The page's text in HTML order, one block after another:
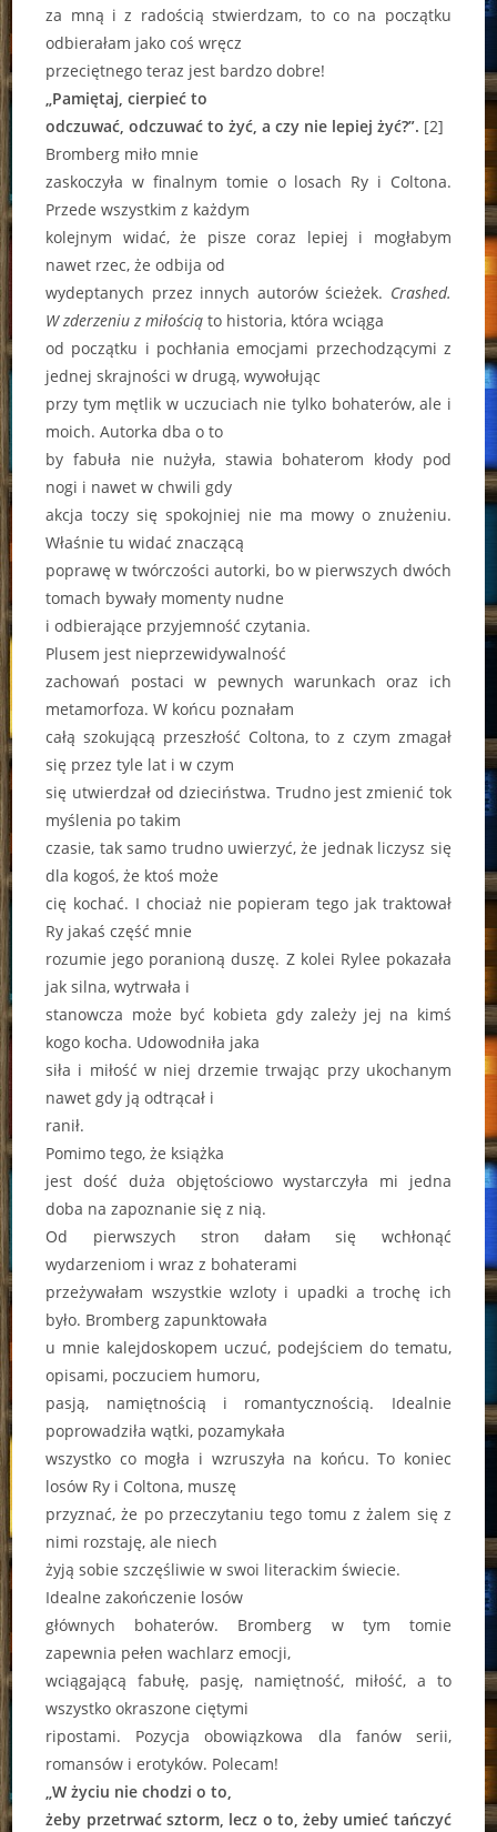
za mną i z radością stwierdzam, to co na początku
odbierałam jako coś wręcz
przeciętnego teraz jest bardzo dobre!
„Pamiętaj, cierpieć to
odczuwać, odczuwać to żyć, a czy nie lepiej żyć?”. [2]
Bromberg miło mnie
zaskoczyła w finalnym tomie o losach Ry i Coltona.
Przede wszystkim z każdym
kolejnym widać, że pisze coraz lepiej i mogłabym
nawet rzec, że odbija od
wydeptanych przez innych autorów ścieżek. Crashed.
W zderzeniu z miłością to historia, która wciąga
od początku i pochłania emocjami przechodzącymi z
jednej skrajności w drugą, wywołując
przy tym mętlik w uczuciach nie tylko bohaterów, ale i
moich. Autorka dba o to
by fabuła nie nużyła, stawia bohaterom kłody pod
nogi i nawet w chwili gdy
akcja toczy się spokojniej nie ma mowy o znużeniu.
Właśnie tu widać znaczącą
poprawę w twórczości autorki, bo w pierwszych dwóch
tomach bywały momenty nudne
i odbierające przyjemność czytania.
Plusem jest nieprzewidywalność
zachowań postaci w pewnych warunkach oraz ich
metamorfoza. W końcu poznałam
całą szokującą przeszłość Coltona, to z czym zmagał
się przez tyle lat i w czym
się utwierdzał od dzieciństwa. Trudno jest zmienić tok
myślenia po takim
czasie, tak samo trudno uwierzyć, że jednak liczysz się
dla kogoś, że ktoś może
cię kochać. I chociaż nie popieram tego jak traktował
Ry jakaś część mnie
rozumie jego poranioną duszę. Z kolei Rylee pokazała
jak silna, wytrwała i
stanowcza może być kobieta gdy zależy jej na kimś
kogo kocha. Udowodniła jaka
siła i miłość w niej drzemie trwając przy ukochanym
nawet gdy ją odtrącał i
ranił.
Pomimo tego, że książka
jest dość duża objętościowo wystarczyła mi jedna
doba na zapoznanie się z nią.
Od pierwszych stron dałam się wchłonąć
wydarzeniom i wraz z bohaterami
przeżywałam wszystkie wzloty i upadki a trochę ich
było. Bromberg zapunktowała
u mnie kalejdoskopem uczuć, podejściem do tematu,
opisami, poczuciem humoru,
pasją, namiętnością i romantycznością. Idealnie
poprowadziła wątki, pozamykała
wszystko co mogła i wzruszyła na końcu. To koniec
losów Ry i Coltona, muszę
przyznać, że po przeczytaniu tego tomu z żalem się z
nimi rozstaję, ale niech
żyją sobie szczęśliwie w swoi literackim świecie.
Idealne zakończenie losów
głównych bohaterów. Bromberg w tym tomie
zapewnia pełen wachlarz emocji,
wciągającą fabułę, pasję, namiętność, miłość, a to
wszystko okraszone ciętymi
ripostami. Pozycja obowiązkowa dla fanów serii,
romansów i erotyków. Polecam!
„W życiu nie chodzi o to,
żeby przetrwać sztorm, lecz o to, żeby umieć tańczyć